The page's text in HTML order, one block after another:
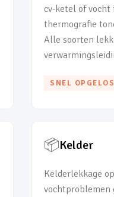
cv-ketel of
thermografie
Alle soorten
SNEL
📦Kelder
Kelderlekkage
vochtproblemen